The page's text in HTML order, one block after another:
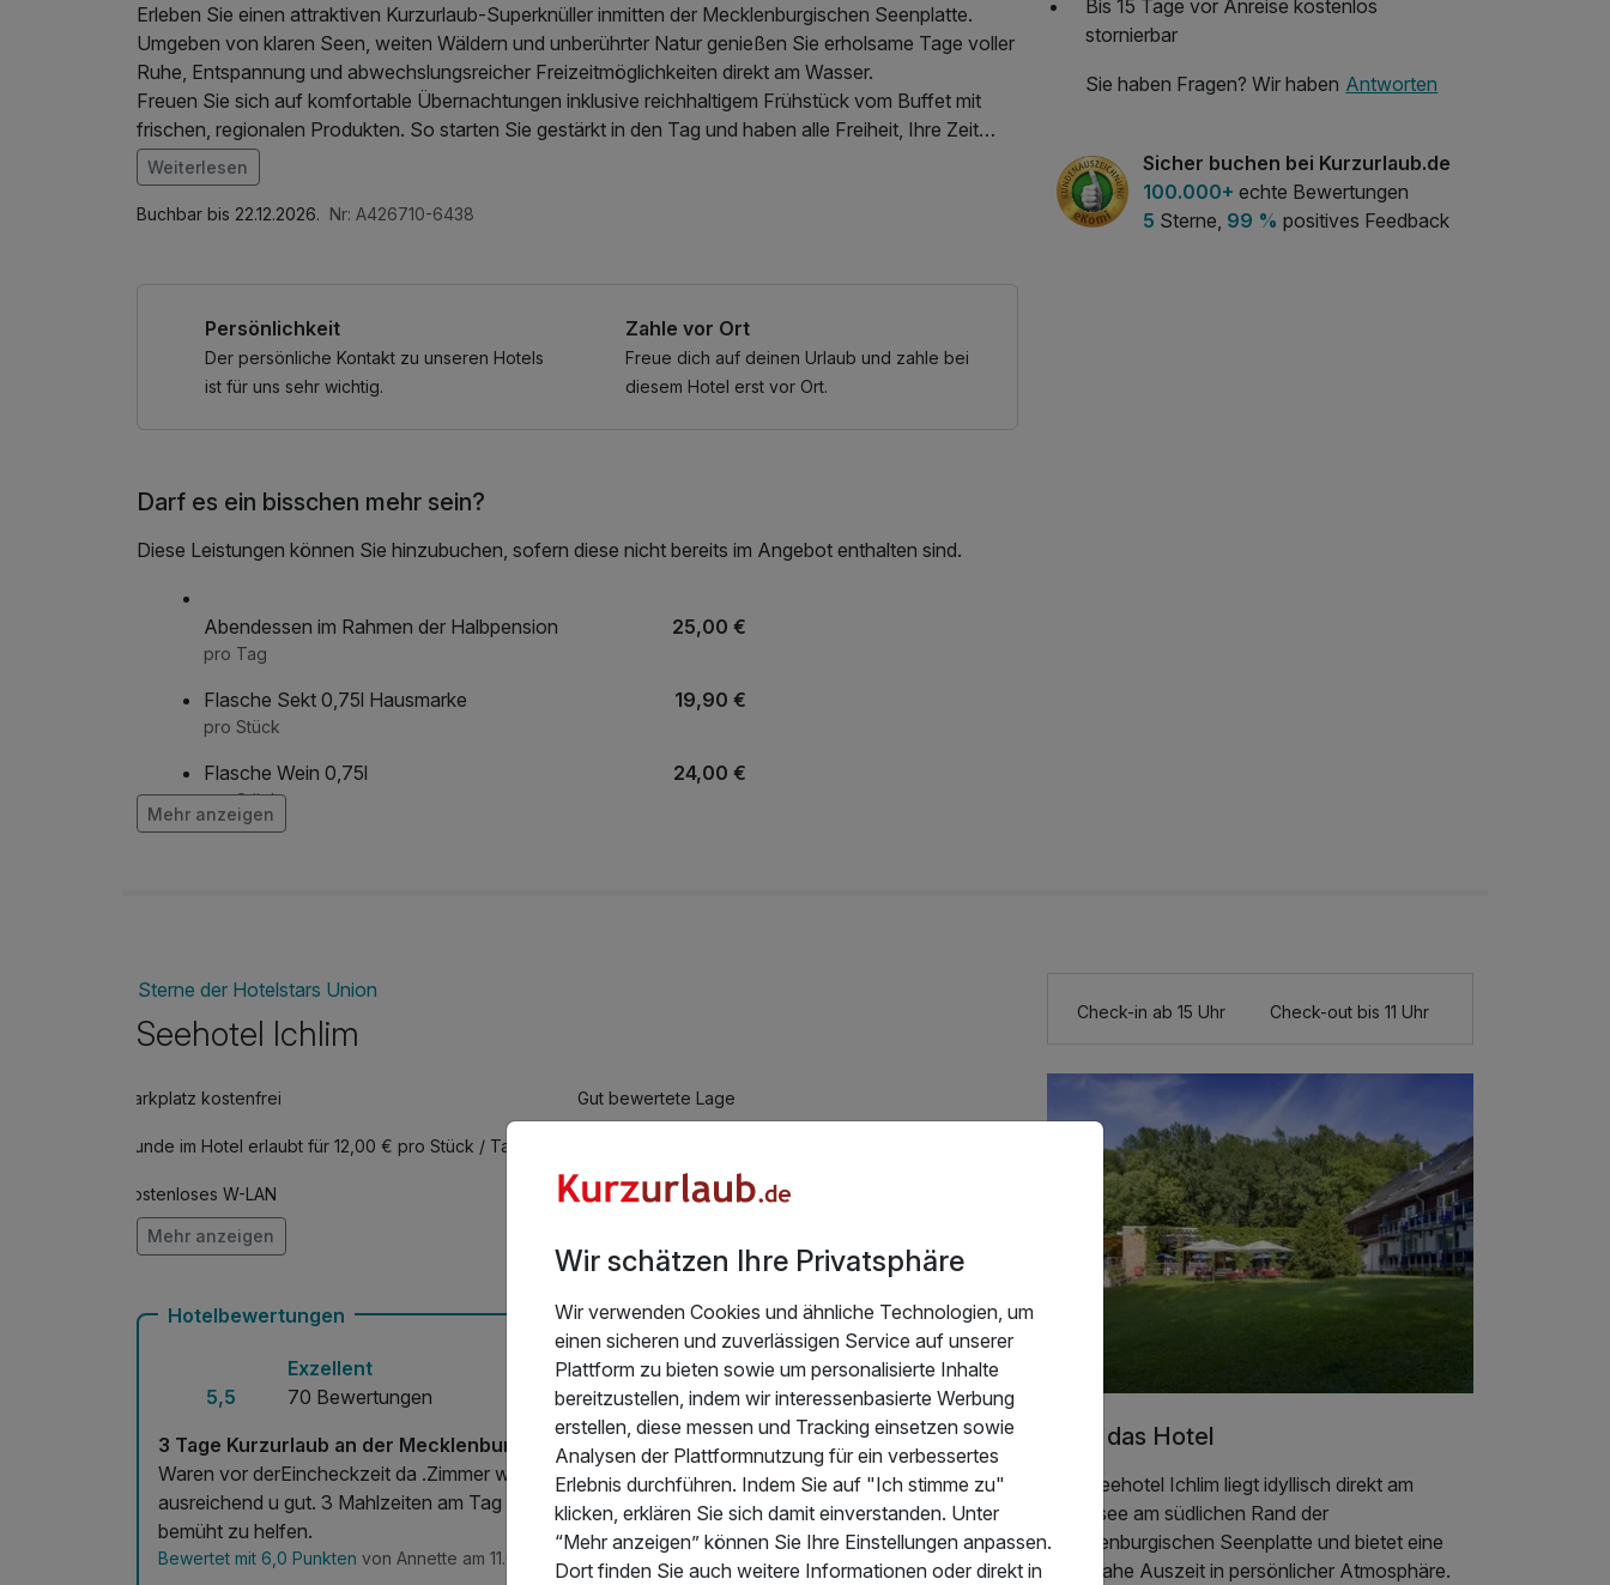
Erleben Sie einen attraktiven Kurzurlaub-Superknüller inmitten der Mecklenburgischen Seenplatte.
Umgeben von klaren Seen, weiten Wäldern und unberührter Natur genießen Sie erholsame Tage voller
Ruhe, Entspannung und abwechslungsreicher Freizeitmöglichkeiten direkt am Wasser.
Freuen Sie sich auf komfortable Übernachtungen inklusive reichhaltigem Frühstück vom Buffet mit
frischen, regionalen Produkten. So starten Sie gestärkt in den Tag und haben alle Freiheit, Ihre Zeit
ganz nach Ihren Wünschen zu gestalten.
Die idyllische Lage lädt zu Spaziergängen am See, Radtouren durch die Natur oder entspannten
Stunden in der Wellnesslandschaft ein. Die Panoramasauna mit Blick ins Grüne sorgt dabei für
Im Angebot enthalten
Saunabenutzung, Parkplatz, W-LAN Nutzung / Internetnutzung
Weiterlesen
Buchbar bis 22.12.2026. Nr: A426710-6438
Persönlichkeit
Der persönliche Kontakt zu unseren Hotels
ist für uns sehr wichtig.
Zahle vor Ort
Freue dich auf deinen Urlaub und zahle bei
diesem Hotel erst vor Ort.
Darf es ein bisschen mehr sein?
Diese Leistungen können Sie hinzubuchen, sofern diese nicht bereits im Angebot enthalten sind.
Abendessen im Rahmen der Halbpension 25,00 €
pro Tag
Flasche Sekt 0,75l Hausmarke 19,90 €
pro Stück
Flasche Wein 0,75l 24,00 €
pro Stück
Mehr anzeigen
Bis 15 Tage vor Anreise kostenlos
stornierbar
Sie haben Fragen? Wir haben Antworten
Sicher buchen bei Kurzurlaub.de
100.000+ echte Bewertungen
5 Sterne, 99 % positives Feedback
Sterne der Hotelstars Union
Seehotel Ichlim
Parkplatz kostenfrei Gut bewertete Lage
Hunde im Hotel erlaubt für 12,00 € pro Stück / Tag
Kostenloses W-LAN Zimmerservice verfügbar
Mit Hotelbar
Mehr anzeigen
Hotelbewertungen
5,5
Exzellent
70 Bewertungen
3 Tage Kurzurlaub an der Mecklenburger Seenplatte
Waren vor derEincheckzeit da .Zimmer war schon fertig. Sauna konnten wir duper nutzen. Essen
ausreichend u gut. 3 Mahlzeiten am Tag sind im Hotel möglich. Bei Fragen waren alle Mitarbeiter
bemüht zu helfen.
Bewertet mit 6,0 Punkten von Annette am 11.03.2026
Check-in ab 15 Uhr Check-out bis 11 Uhr
Über das Hotel
Das Seehotel Ichlim liegt idyllisch direkt am
Nebelsee am südlichen Rand der
Mecklenburgischen Seenplatte und bietet eine
naturnahe Auszeit in persönlicher Atmosphäre.
Wir schätzen Ihre Privatsphäre
Wir verwenden Cookies und ähnliche Technologien, um
einen sicheren und zuverlässigen Service auf unserer
Plattform zu bieten sowie um personalisierte Inhalte
bereitzustellen, indem wir interessenbasierte Werbung
erstellen, diese messen und Tracking einsetzen sowie
Analysen der Plattformnutzung für ein verbessertes
Erlebnis durchführen. Indem Sie auf "Ich stimme zu"
klicken, erklären Sie sich damit einverstanden. Unter
“Mehr anzeigen” können Sie Ihre Einstellungen anpassen.
Dort finden Sie auch weitere Informationen oder direkt in